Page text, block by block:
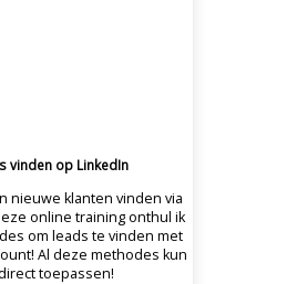
vinden op LinkedIn
nieuwe klanten vinden via
online training onthul ik
om leads te vinden met
Al deze methodes kun
toepassen!